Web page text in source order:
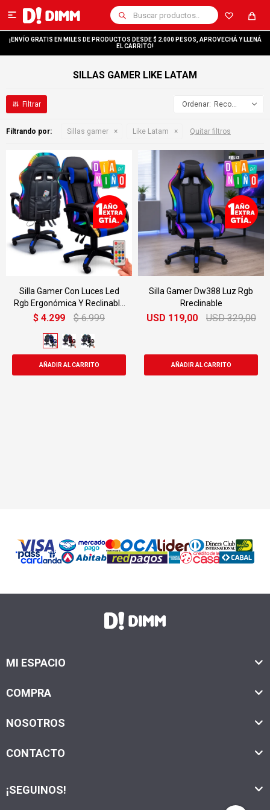

¡ENVÍO GRATIS EN MILES DE PRODUCTOS DESDE $ 2.000 PESOS, APROVECHÁ Y LLENÁ
EL CARRITO!
SILLAS GAMER LIKE LATAM
Recomendados
Filtrando por: Sillas gamer Like Latam Quitar filtros
Silla Gamer Con Luces Led
Rgb Ergonómica Y Reclinable
120kg
$ 4.299 $ 6.999
Silla Gamer Dw388 Luz Rgb
Rreclinable
USD 119,00 USD 329,00
MI ESPACIO
COMPRA
NOSOTROS
CONTACTO
¡SEGUINOS!